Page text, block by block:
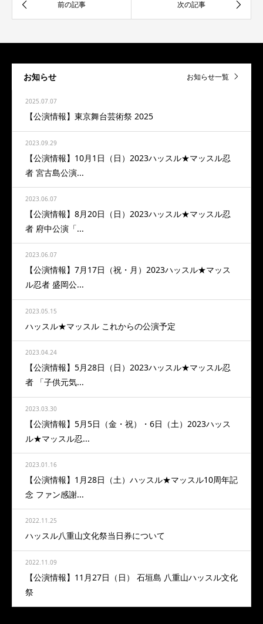
お知らせ お知らせ一覧
2025.07.07
【公演情報】東京舞台芸術祭 2025
2023.09.29
【公演情報】10月1日（日）2023ハッスル★マッスル忍
者 宮古島公演...
2023.06.07
【公演情報】8月20日（日）2023ハッスル★マッスル忍
者 府中公演「...
2023.06.07
【公演情報】7月17日（祝・月）2023ハッスル★マッス
ル忍者 盛岡公...
2023.05.15
ハッスル★マッスル これからの公演予定
2023.04.24
【公演情報】5月28日（日）2023ハッスル★マッスル忍
者 「子供元気...
2023.03.30
【公演情報】5月5日（金・祝）・6日（土）2023ハッス
ル★マッスル忍...
2023.01.16
【公演情報】1月28日（土）ハッスル★マッスル10周年記
念 ファン感謝...
2022.11.25
ハッスル八重山文化祭当日券について
2022.11.09
【公演情報】11月27日（日） 石垣島 八重山ハッスル文化
祭